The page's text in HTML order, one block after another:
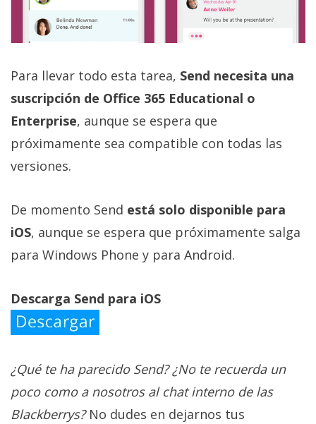
Para llevar todo esta tarea, Send necesita una
suscripción de Office 365 Educational o
Enterprise, aunque se espera que
próximamente sea compatible con todas las
versiones.
De momento Send está solo disponible para
iOS, aunque se espera que próximamente salga
para Windows Phone y para Android.
Descarga Send para iOS
¿Qué te ha parecido Send? ¿No te recuerda un
poco como a nosotros al chat interno de las
Blackberrys? No dudes en dejarnos tus